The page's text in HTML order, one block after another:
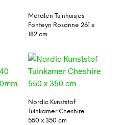
Metalen Tuinhuisjes
Fonteyn Rosanne 261 x
182 cm
Nordic Kunststof
Tuinkamer Cheshire
550 x 350 cm